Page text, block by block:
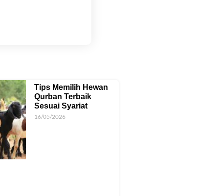
Tips Memilih Hewan
Qurban Terbaik
Sesuai Syariat
16/05/2026